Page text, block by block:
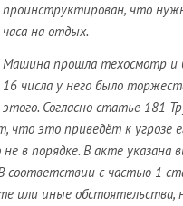
проинструктирован, что
часа на отдых.
Машина прошла техосмотр и
16 числа у него было
Согласно статье 181
что это приведёт к угрозе
в порядке. В акте указана
соответствии с частью 1
или иные